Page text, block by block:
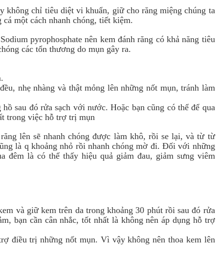
không chỉ tiêu diệt vi khuẩn, giữ cho răng miệng chúng ta
một cách nhanh chóng, tiết kiệm.
pyrophosphate nên kem đánh răng có khả năng tiêu
các tổn thương do mụn gây ra.
nhẹ nhàng và thật mỏng lên những nốt mụn, tránh làm
sau đó rửa sạch với nước. Hoặc bạn cũng có thể để qua
trong việc hỗ trợ trị mụn
lên sẽ nhanh chóng được làm khô, rồi se lại, và từ từ
là q khoảng nhỏ rồi nhanh chóng mờ đi. Đối với những
đêm là có thể thấy hiệu quả giảm đau, giảm sưng viêm
và giữ kem trên da trong khoảng 30 phút rồi sau đó rửa
bạn cần cân nhắc, tốt nhất là không nên áp dụng hỗ trợ
điều trị những nốt mụn. Vì vậy không nên thoa kem lên